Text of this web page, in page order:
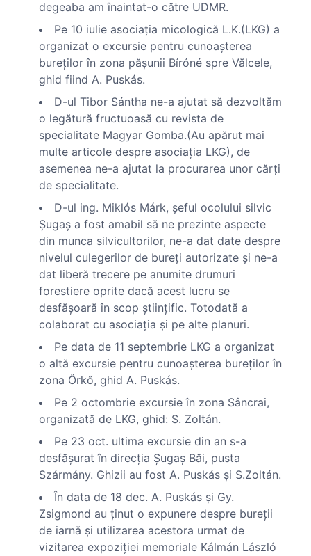
degeaba am înaintat-o către UDMR.
Pe 10 iulie asociaţia micologică L.K.(LKG) a
organizat o excursie pentru cunoaşterea
bureţilor în zona păşunii Bíróné spre Vălcele,
ghid fiind A. Puskás.
D-ul Tibor Sántha ne-a ajutat să dezvoltăm
o legătură fructuoasă cu revista de
specialitate Magyar Gomba.(Au apărut mai
multe articole despre asociaţia LKG), de
asemenea ne-a ajutat la procurarea unor cărţi
de specialitate.
D-ul ing. Miklós Márk, şeful ocolului silvic
Şugaş a fost amabil să ne prezinte aspecte
din munca silvicultorilor, ne-a dat date despre
nivelul culegerilor de bureţi autorizate şi ne-a
dat liberă trecere pe anumite drumuri
forestiere oprite dacă acest lucru se
desfăşoară în scop ştiinţific. Totodată a
colaborat cu asociaţia şi pe alte planuri.
Pe data de 11 septembrie LKG a organizat
o altă excursie pentru cunoaşterea bureţilor în
zona Őrkő, ghid A. Puskás.
Pe 2 octombrie excursie în zona Sâncrai,
organizată de LKG, ghid: S. Zoltán.
Pe 23 oct. ultima excursie din an s-a
desfăşurat în direcţia Şugaş Băi, pusta
Szármány. Ghizii au fost A. Puskás şi S.Zoltán.
În data de 18 dec. A. Puskás şi Gy.
Zsigmond au ţinut o expunere despre bureţii
de iarnă şi utilizarea acestora urmat de
vizitarea expoziţiei memoriale Kálmán László